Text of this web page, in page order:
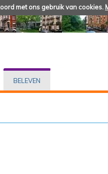
met ons gebruik van cookies.
BELEVEN